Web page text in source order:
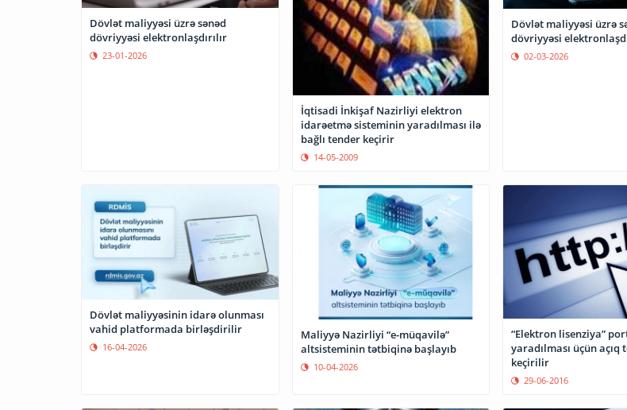
Dövlət maliyyəsi üzrə sənəd
dövriyyəsi elektronlaşdırılır
23-01-2026
İqtisadi İnkişaf Nazirliyi elektron
idarəetmə sisteminin yaradılması ilə
bağlı tender keçirir
14-05-2009
Dövlət maliyyəsi üzrə
dövriyyəsi
02-03-2026
Dövlət maliyyəsinin idarə olunması
vahid platformada birləşdirilir
16-04-2026
Maliyyə Nazirliyi “e-müqavilə”
altsisteminin tətbiqinə başlayıb
10-04-2026
“Elektron lisenziya”
yaradılması üçün açıq
keçirilir
29-06-2016